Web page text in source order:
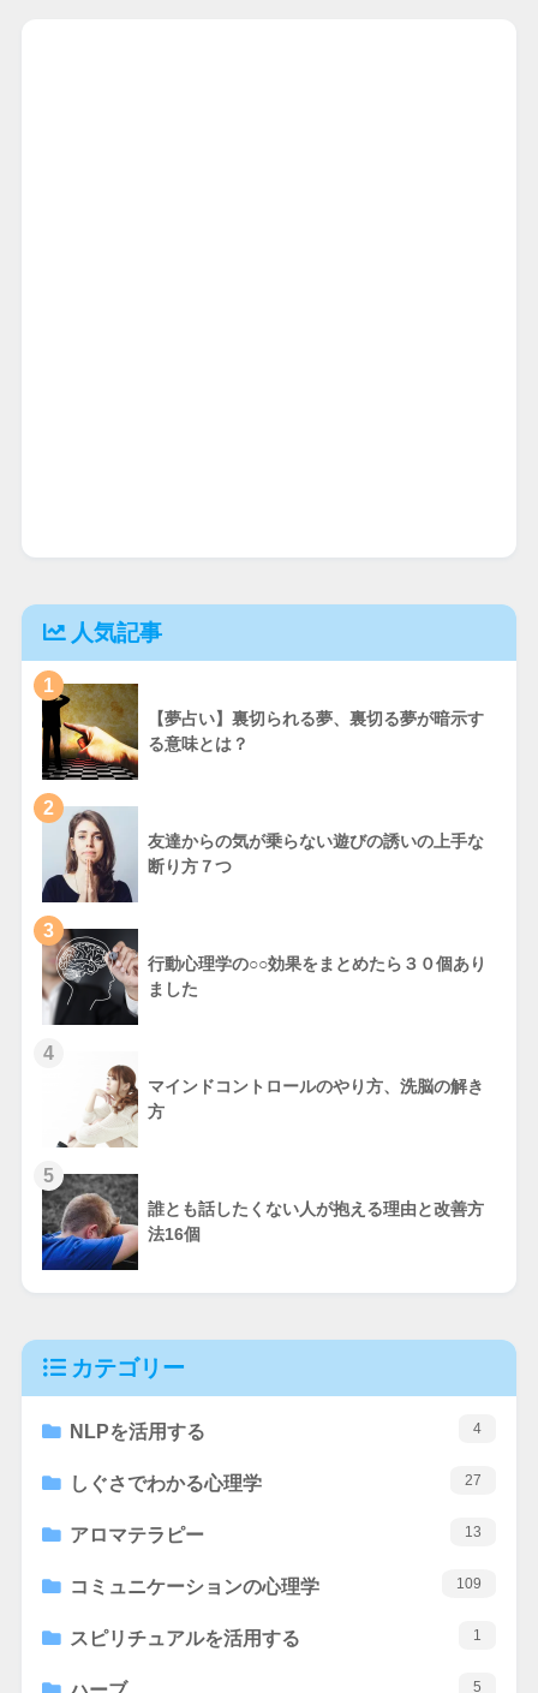
人気記事
1
【夢占い】裏切られる夢、裏切る夢が暗示す
る意味とは？
2
友達からの気が乗らない遊びの誘いの上手な
断り方７つ
3
行動心理学の○○効果をまとめたら３０個あり
ました
4
マインドコントロールのやり方、洗脳の解き
方
5
誰とも話したくない人が抱える理由と改善方
法16個
カテゴリー
NLPを活用する 4
しぐさでわかる心理学 27
アロマテラピー 13
コミュニケーションの心理学 109
スピリチュアルを活用する 1
5